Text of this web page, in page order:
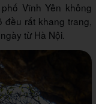
Vĩnh Yên không
rất khang trang,
từ Hà Nội.